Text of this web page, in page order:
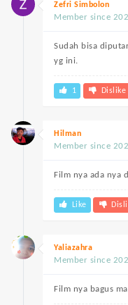
Zefri Simbolon
Member since
Sudah bisa
yg ini.
1 Dislike
Hilman
Member since
Film nya ada nya
Like
Yaliazahra
Member since
Film nya bagus